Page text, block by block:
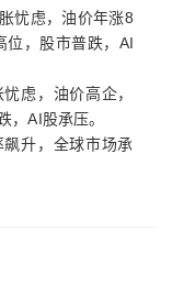
忧虑，油价年涨8
位，股市普跌，AI
虑，油价高企，
，AI股承压。
飙升，全球市场承